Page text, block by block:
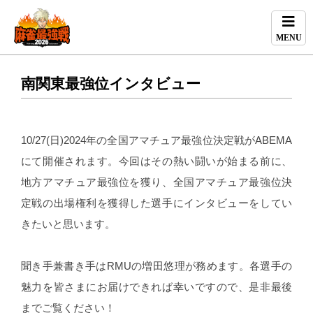
MENU
南関東最強位インタビュー
10/27(日)2024年の全国アマチュア最強位決定戦がABEMA
にて開催されます。今回はその熱い闘いが始まる前に、
地方アマチュア最強位を獲り、全国アマチュア最強位決
定戦の出場権利を獲得した選手にインタビューをしてい
きたいと思います。
聞き手兼書き手はRMUの増田悠理が務めます。各選手の
魅力を皆さまにお届けできれば幸いですので、是非最後
までご覧ください！